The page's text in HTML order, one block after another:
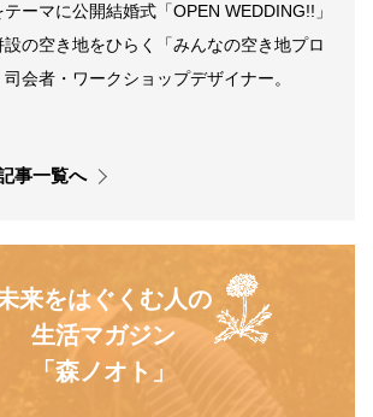
テーマに公開結婚式「OPEN WEDDING!!」
の空き地をひらく「みんなの空き地プロ
会者・ワークショップデザイナー。
事一覧へ
来をはぐくむ人の
生活マガジン
「森ノオト」